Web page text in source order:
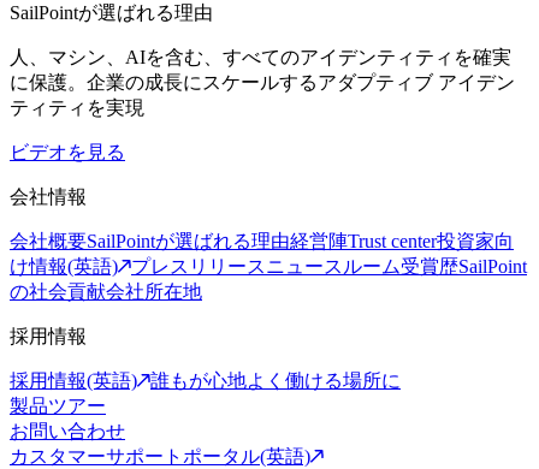
SailPointが選ばれる理由
人、マシン、AIを含む、すべてのアイデンティティを確実
に保護。企業の成長にスケールするアダプティブ アイデン
ティティを実現
ビデオを見る
会社情報
会社概要SailPointが選ばれる理由経営陣Trust center投資家向
け情報(英語)
プレスリリースニュースルーム受賞歴SailPoint
の社会貢献会社所在地
採用情報
採用情報(英語)
誰もが心地よく働ける場所に
製品ツアー
お問い合わせ
カスタマーサポートポータル(英語)